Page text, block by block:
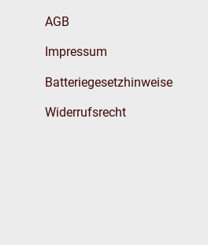
AGB
Impressum
Batteriegesetzhinweise
Widerrufsrecht